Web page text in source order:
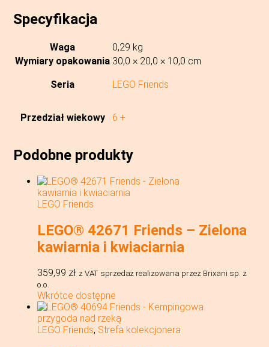
Specyfikacja
Waga
0,29 kg
Wymiary opakowania 30,0 × 20,0 × 10,0 cm
Seria LEGO Friends
Przedział wiekowy 6 +
Podobne produkty
LEGO Friends
LEGO® 42671 Friends – Zielona
kawiarnia i kwiaciarnia
359,99 zł z VAT sprzedaż realizowana przez Brixani sp. z
o.o.
Wkrótce dostępne
LEGO Friends, Strefa kolekcjonera